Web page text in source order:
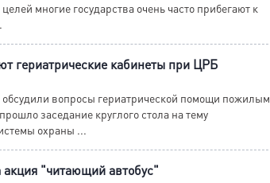
многие государства очень часто прибегают к
гериатрические кабинеты при ЦРБ
вопросы гериатрической помощи пожилым
заседание круглого стола на тему
охраны ...
"читающий автобус"